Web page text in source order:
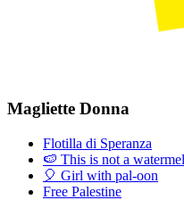
Magliette Donna
Flotilla di Speranza
🍉 This is not a
🎈 Girl with pal-oon
Free Palestine